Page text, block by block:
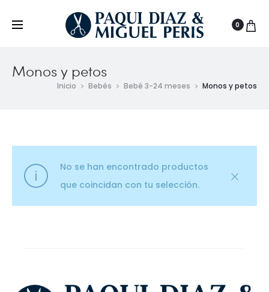
0
Monos y petos
Inicio Bebés Bebé 3-24 meses Monos y petos
No se han encontrado productos
que coincidan con tu selección.